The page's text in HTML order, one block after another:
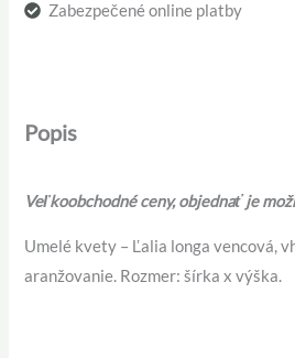
Zabezpečené online platby
Popis
Veľkoobchodné ceny, objednať je
Umelé kvety – Ľalia longa vencová,
aranžovanie. Rozmer: šírka x výška.